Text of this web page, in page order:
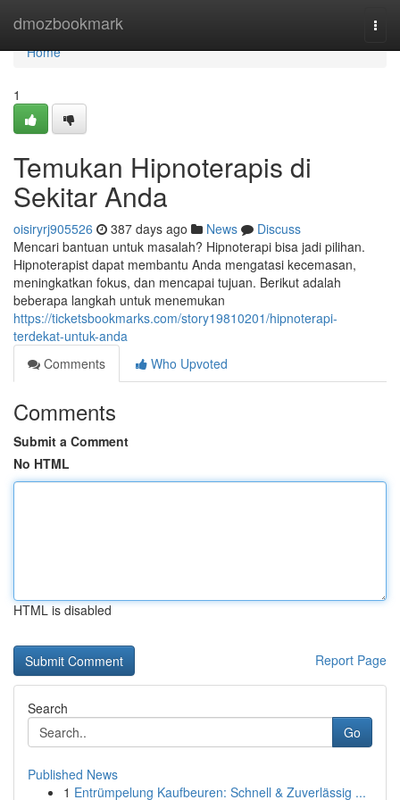
dmozbookmark
Home
Home
1
Temukan Hipnoterapis di
Sekitar Anda
oisiryrj905526 387 days ago News
Discuss
Mencari bantuan untuk masalah? Hipnoterapi bisa jadi pilihan.
Hipnoterapist dapat membantu Anda mengatasi kecemasan,
meningkatkan fokus, dan mencapai tujuan. Berikut adalah
beberapa langkah untuk menemukan
https://ticketsbookmarks.com/story19810201/hipnoterapi-
terdekat-untuk-anda
Comments
Who Upvoted
Comments
Submit a Comment
No HTML
HTML is disabled
Report Page
Search
Go
Published News
1 Entrümpelung Kaufbeuren: Schnell & Zuverlässig ...